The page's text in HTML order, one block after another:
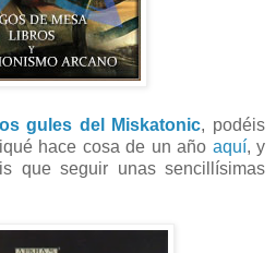
gules del Miskatonic, podéis
hace cosa de un año aquí, y
que seguir unas sencillísimas